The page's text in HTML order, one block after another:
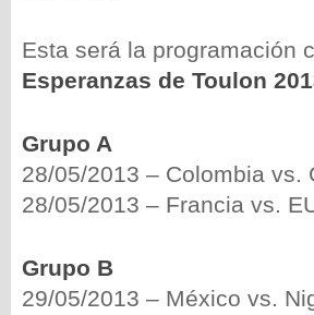
Esta será la programación
Esperanzas de Toulon
Grupo A
28/05/2013 – Colombia vs.
28/05/2013 – Francia vs.
Grupo B
29/05/2013 – México vs.